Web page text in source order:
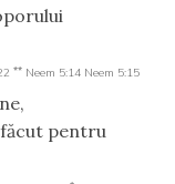
** Neem 5:14 Neem 5:15
pentru